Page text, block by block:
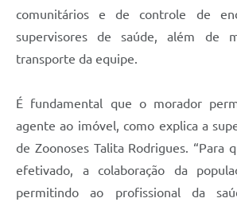
comunitários e de controle de
supervisores de saúde, além de
transporte da equipe.
É fundamental que o morador
agente ao imóvel, como explica a
de Zoonoses Talita Rodrigues. “Para
efetivado, a colaboração da
permitindo ao profissional da